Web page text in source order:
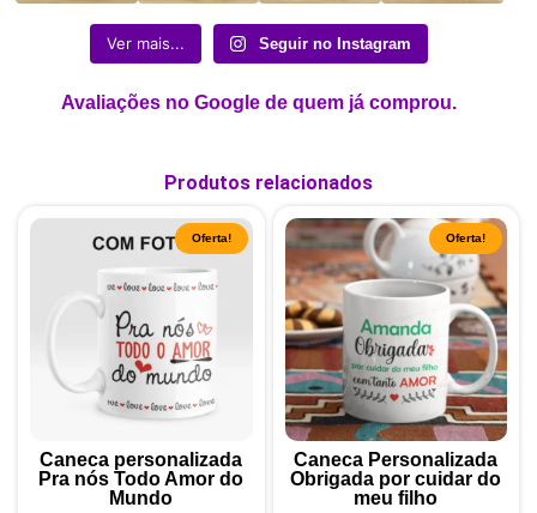
Ver mais... Seguir no Instagram
Avaliações no Google de quem já comprou.
Produtos relacionados
Oferta!
Caneca personalizada
Pra nós Todo Amor do
Mundo
Oferta!
Caneca Personalizada
Obrigada por cuidar do
meu filho